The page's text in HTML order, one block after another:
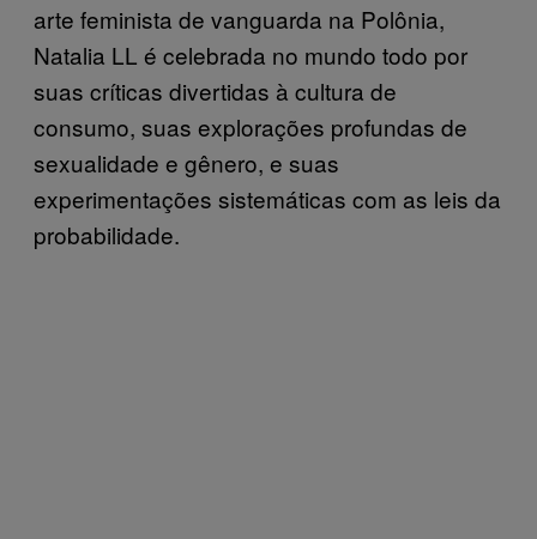
arte feminista de vanguarda na Polônia,
Natalia LL é celebrada no mundo todo por
suas críticas divertidas à cultura de
consumo, suas explorações profundas de
sexualidade e gênero, e suas
experimentações sistemáticas com as leis da
probabilidade.